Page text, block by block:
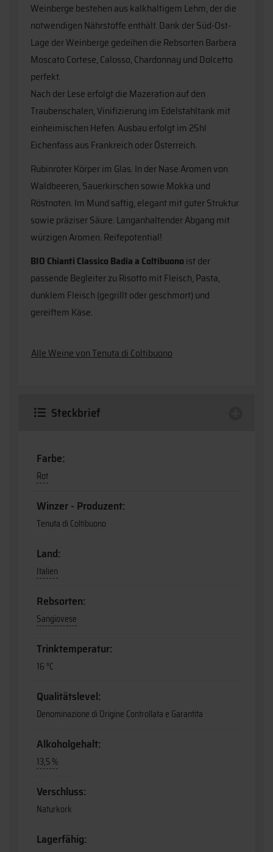
Weinberge bestehen aus kalkhaltigem Lehm, der die
notwendigen Nährstoffe enthält. Dank der Süd-Ost-
Lage der Weinberge gedeihen die Rebsorten Barbera
Moscato Cortese, Calosso, Chardonnay und Dolcetto
perfekt.
Nach der Lese erfolgt die Mazeration auf den
Traubenschalen, Vinifizierung im Edelstahltank mit
einheimischen Hefen. Ausbau erfolgt im 25hl
Eichenfass aus Frankreich oder Österreich.
Rubinroter Körper im Glas. In der Nase Aromen von
Waldbeeren, Sauerkirschen sowie Mokka und
Röstnoten. Im Mund saftig, elegant mit guter Struktur
sowie präziser Säure. Langanhaltender Abgang mit
würzigen Aromen. Reifepotential!
BIO Chianti Classico Badia a Coltibuonoist der
passende Begleiter zu Risotto mit Fleisch, Pasta,
dunklem Fleisch (gegrillt oder geschmort) und
gereiftem Käse.
Alle Weine von Tenuta di Coltibuono
Steckbrief
Farbe:
Rot
Winzer - Produzent:
Tenuta di Coltibuono
Land:
Italien
Rebsorten:
Sangiovese
Trinktemperatur:
16 °C
Qualitätslevel:
Denominazione di Origine Controllata e Garantita
Alkoholgehalt:
13,5 %
Verschluss:
Naturkork
Lagerfähig: